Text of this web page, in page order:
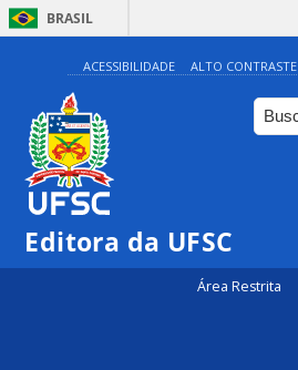
BRASIL
ACESSIBILIDADE ALTO CONTRASTE
Editora da UFSC
Área Restrita